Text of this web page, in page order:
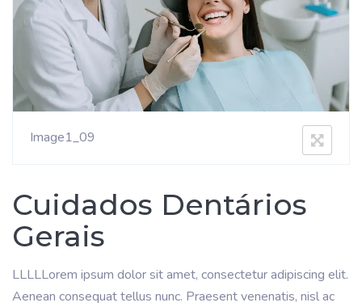
Image1_09
Cuidados Dentários
Gerais
LLLLLorem ipsum dolor sit amet, consectetur adipiscing elit.
Aenean consequat tellus nunc. Praesent venenatis, nisl ac